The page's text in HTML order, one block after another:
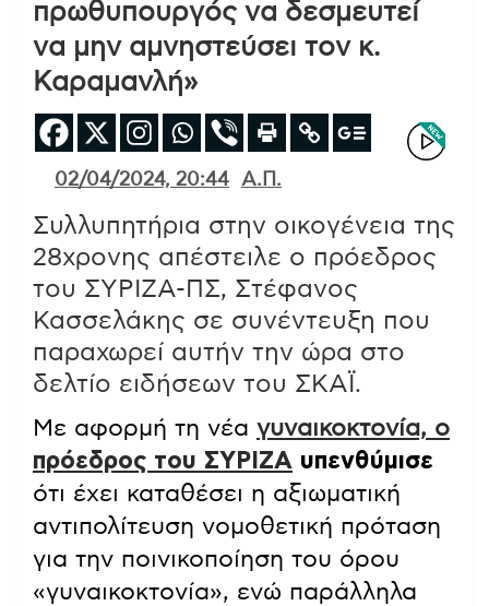
πρωθυπουργός να δεσμευτεί
να μην αμνηστεύσει τον κ.
Καραμανλή»
02/04/2024, 20:44 Α.Π.
Συλλυπητήρια στην οικογένεια της
28χρονης απέστειλε ο πρόεδρος
του ΣΥΡΙΖΑ-ΠΣ, Στέφανος
Κασσελάκης σε συνέντευξη που
παραχωρεί αυτήν την ώρα στο
δελτίο ειδήσεων του ΣΚΑΪ.
Με αφορμή τη νέα γυναικοκτονία, ο
πρόεδρος του ΣΥΡΙΖΑ υπενθύμισε
ότι έχει καταθέσει η αξιωματική
αντιπολίτευση νομoθετική πρόταση
για την ποινικοποίηση του όρου
«γυναικοκτονία», ενώ παράλληλα